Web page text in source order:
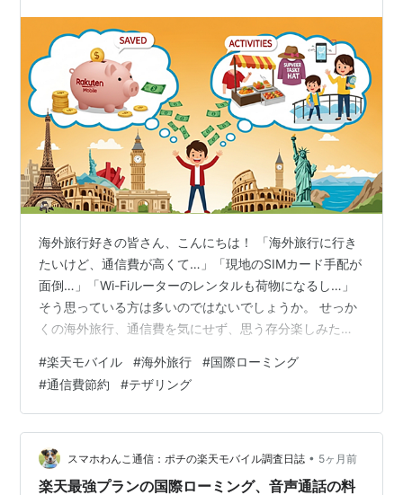
海外旅行好きの皆さん、こんにちは！ 「海外旅行に行き
たいけど、通信費が高くて…」「現地のSIMカード手配が
面倒…」「Wi-Fiルーターのレンタルも荷物になるし…」
そう思っている方は多いのではないでしょうか。 せっか
くの海外旅行、通信費を気にせず、思う存分楽しみたい
で、プリペイドSIMやWi-Fiルーターレンタルも手間や費
用がかかります。 そんな通信の悩みが、あなたの海外旅
行の固定費を圧迫し、お土産やアクティビティといった
楽しみを制限してはいませんか？ 本記事では、楽天モバ
イルが、どのように「海外旅行の固定費」である通信費
を劇的に削減し、その浮い…
#楽天モバイル #海外旅行 #国際ローミング
#通信費節約 #テザリング
スマホわんこ通信：ポチの楽天モバイル調査日誌 • 5ヶ月前
楽天最強プランの国際ローミング、音声通話の料